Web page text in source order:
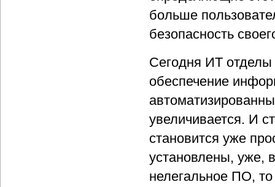
больше
безопасность
Сегодня ИТ отделы
обеспечение
увеличивается. И
становится уже
установлены, уже,
нелегальное ПО,